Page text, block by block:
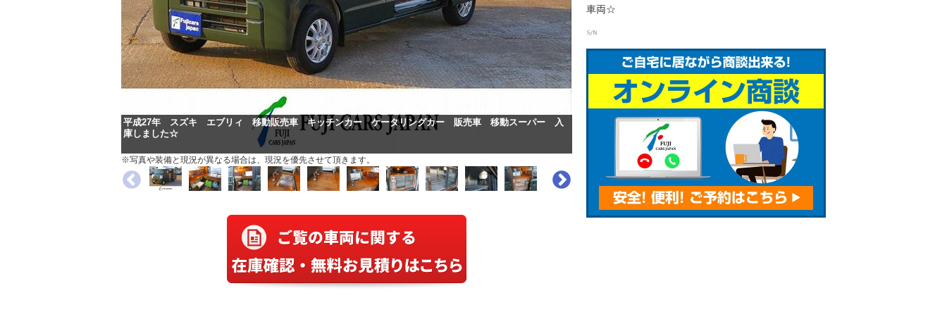
平成27年 スズキ エブリィ 移動販売車 キッチンカー ケータリングカー 販売車 移動スーパー 入
庫しました☆
※写真や装備と現況が異なる場合は、現況を優先させて頂きます。
車両☆